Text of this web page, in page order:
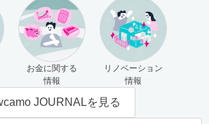
お金に関する
情報
リノベーション
情報
JOURNALを見る